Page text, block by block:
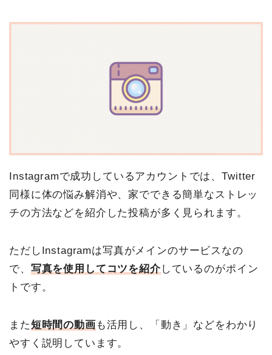
Instagramで成功しているアカウントでは、Twitter
同様に体の悩み解消や、家でできる簡単なストレッ
チの方法などを紹介した投稿が多く見られます。
ただしInstagramは写真がメインのサービスなの
で、 写真を使用してコツを紹介しているのがポイン
トです。
また短時間の動画 も活用し、「動き」などをわかり
やすく説明しています。